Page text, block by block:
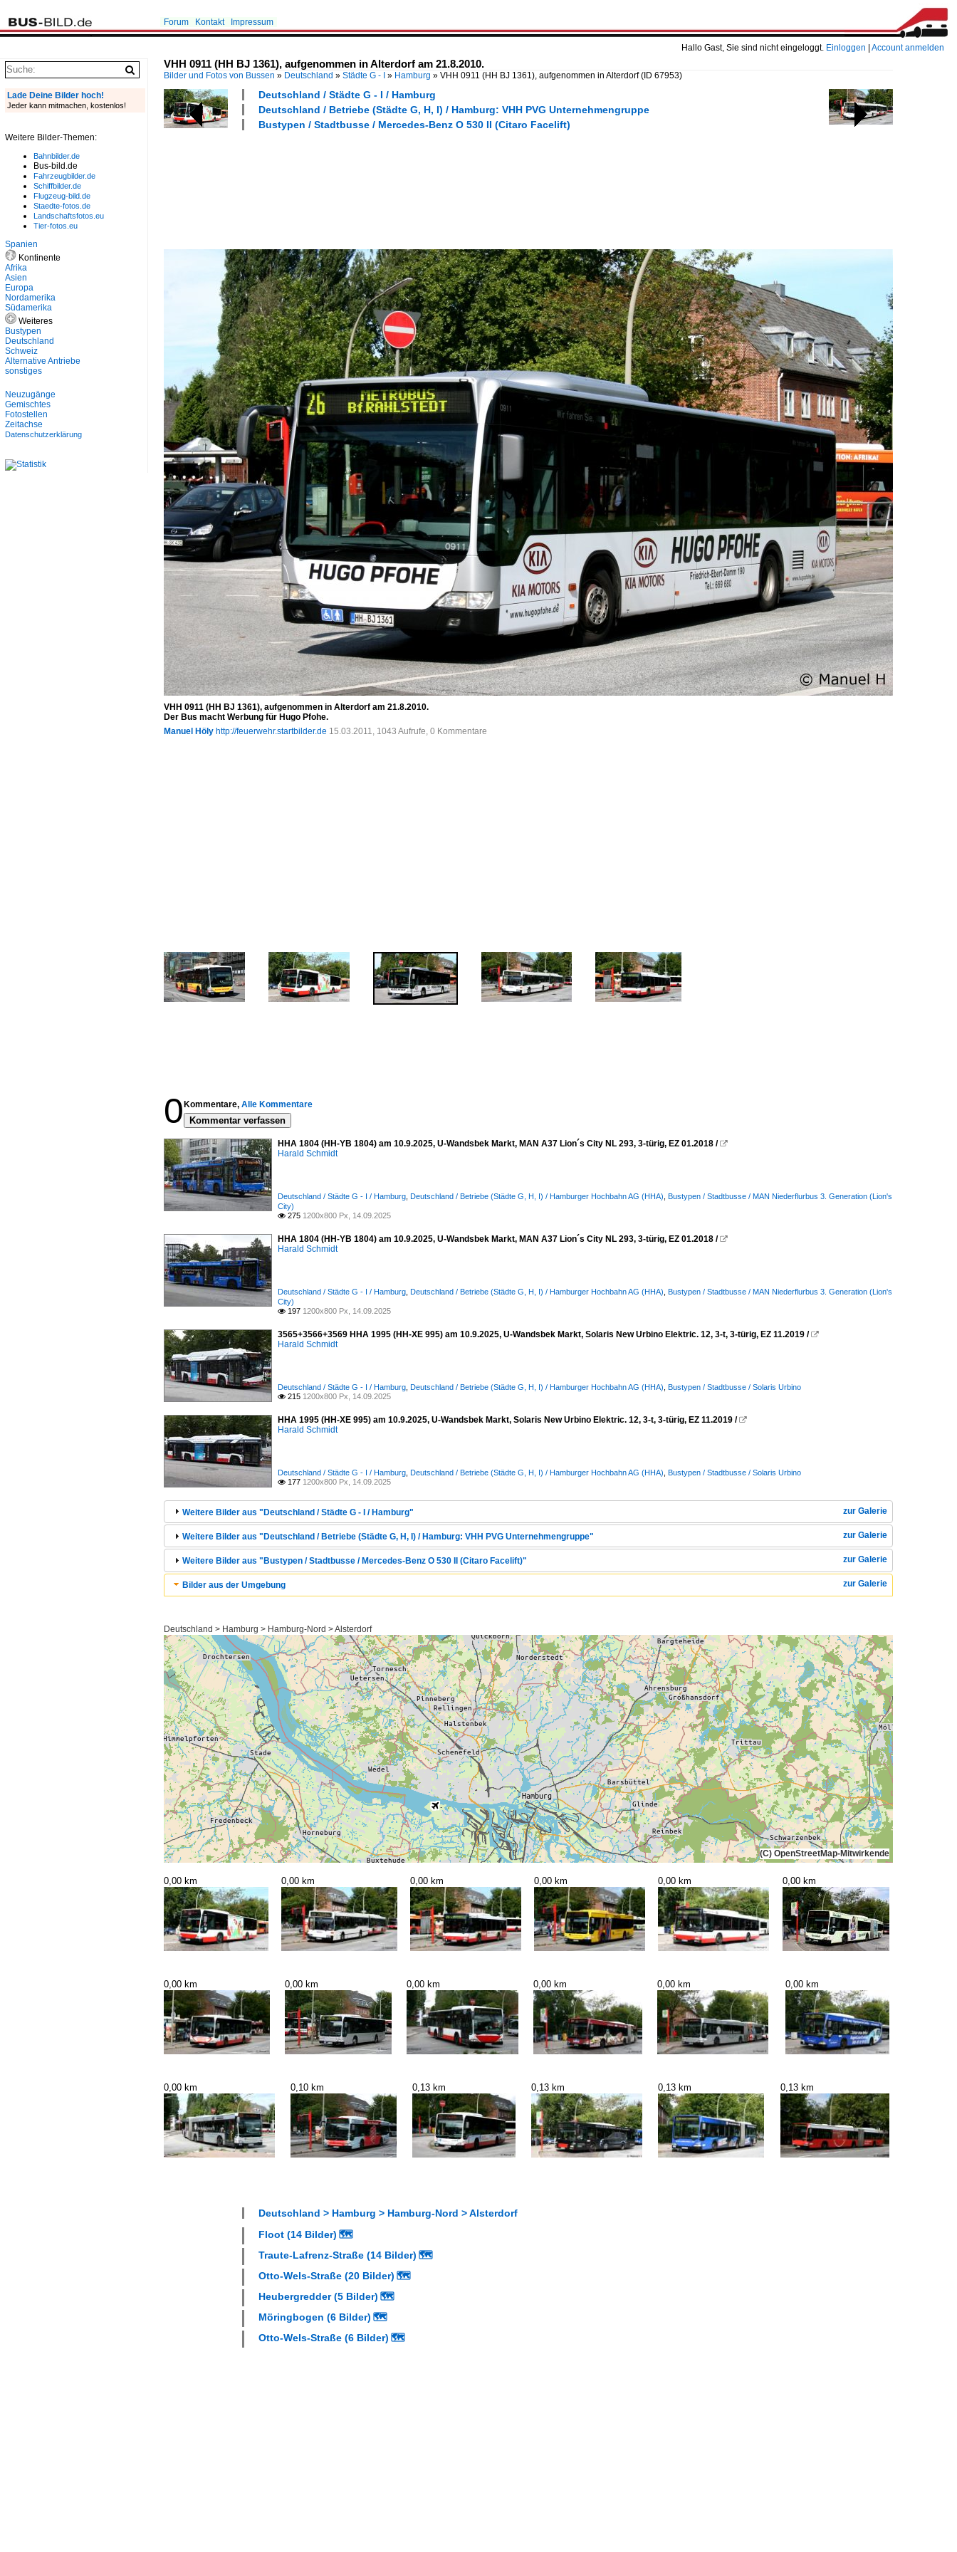
Hallo Gast, Sie sind nicht eingeloggt. Einloggen Account anmelden
Forum Kontakt Impressum
VHH 0911 (HH BJ 1361), aufgenommen in Alterdorf am 21.8.2010.
Bilder und Fotos von Bussen » Deutschland » Städte G - I » Hamburg » VHH 0911 (HH BJ 1361), aufgenommen in Alterdorf(ID 67953)
Deutschland / Städte G - I / Hamburg
Deutschland / Betriebe (Städte G, H, I) / Hamburg: VHH PVG Unternehmengruppe
Bustypen / Stadtbusse / Mercedes-Benz O 530 II (Citaro Facelift)
VHH 0911 (HH BJ 1361), aufgenommen in Alterdorf am 21.8.2010.
Der Bus macht Werbung für Hugo Pfohe.
Manuel Höly http://feuerwehr.startbilder.de 15.03.2011, 1043 Aufrufe, 0 Kommentare
0 Kommentare, Alle Kommentare
Kommentar verfassen
HHA 1804 (HH-YB 1804) am 10.9.2025, U-Wandsbek Markt, MAN A37 Lion´s City NL 293, 3-türig, EZ 01.2018 / 
Harald Schmidt
Deutschland / Städte G - I / Hamburg Deutschland / Betriebe (Städte G, H, I) / Hamburger Hochbahn AG (HHA) Bustypen / Stadtbusse / MAN Niederflurbus 3. Generation (Lion's
City)
 275 1200x800 Px, 14.09.2025
HHA 1804 (HH-YB 1804) am 10.9.2025, U-Wandsbek Markt, MAN A37 Lion´s City NL 293, 3-türig, EZ 01.2018 / 
Harald Schmidt
Deutschland / Städte G - I / Hamburg Deutschland / Betriebe (Städte G, H, I) / Hamburger Hochbahn AG (HHA) Bustypen / Stadtbusse / MAN Niederflurbus 3. Generation (Lion's
City)
 197 1200x800 Px, 14.09.2025
3565+3566+3569 HHA 1995 (HH-XE 995) am 10.9.2025, U-Wandsbek Markt, Solaris New Urbino Elektric. 12, 3-t, 3-türig, EZ 11.2019 / 
Harald Schmidt
Deutschland / Städte G - I / Hamburg Deutschland / Betriebe (Städte G, H, I) / Hamburger Hochbahn AG (HHA) Bustypen / Stadtbusse / Solaris Urbino
 215 1200x800 Px, 14.09.2025
HHA 1995 (HH-XE 995) am 10.9.2025, U-Wandsbek Markt, Solaris New Urbino Elektric. 12, 3-t, 3-türig, EZ 11.2019 / 
Harald Schmidt
Deutschland / Städte G - I / Hamburg Deutschland / Betriebe (Städte G, H, I) / Hamburger Hochbahn AG (HHA) Bustypen / Stadtbusse / Solaris Urbino
 177 1200x800 Px, 14.09.2025
zur Galerie
Weitere Bilder aus "Deutschland / Städte G - I / Hamburg"
zur Galerie
Weitere Bilder aus "Deutschland / Betriebe (Städte G, H, I) / Hamburg: VHH PVG Unternehmengruppe"
zur Galerie
Weitere Bilder aus "Bustypen / Stadtbusse / Mercedes-Benz O 530 II (Citaro Facelift)"
zur Galerie
Bilder aus der Umgebung
Deutschland > Hamburg > Hamburg-Nord > Alsterdorf
(C) OpenStreetMap-Mitwirkende
0,00 km 0,00 km 0,00 km 0,00 km 0,00 km 0,00 km
0,00 km 0,00 km 0,00 km 0,00 km 0,00 km 0,00 km
0,00 km 0,10 km 0,13 km 0,13 km 0,13 km 0,13 km
Deutschland > Hamburg > Hamburg-Nord > Alsterdorf
Floot (14 Bilder) 🗺
Traute-Lafrenz-Straße (14 Bilder) 🗺
Otto-Wels-Straße (20 Bilder) 🗺
Heubergredder (5 Bilder) 🗺
Möringbogen (6 Bilder) 🗺
Otto-Wels-Straße (6 Bilder) 🗺
Lade Deine Bilder hoch!
Jeder kann mitmachen, kostenlos!
Weitere Bilder-Themen:
Bahnbilder.de
Bus-bild.de
Fahrzeugbilder.de
Schiffbilder.de
Flugzeug-bild.de
Staedte-fotos.de
Landschaftsfotos.eu
Tier-fotos.eu
Spanien
Kontinente
Afrika
Asien
Europa
Nordamerika
Südamerika
Weiteres
Bustypen
Deutschland
Schweiz
Alternative Antriebe
sonstiges
Neuzugänge
Gemischtes
Fotostellen
Zeitachse
Datenschutzerklärung